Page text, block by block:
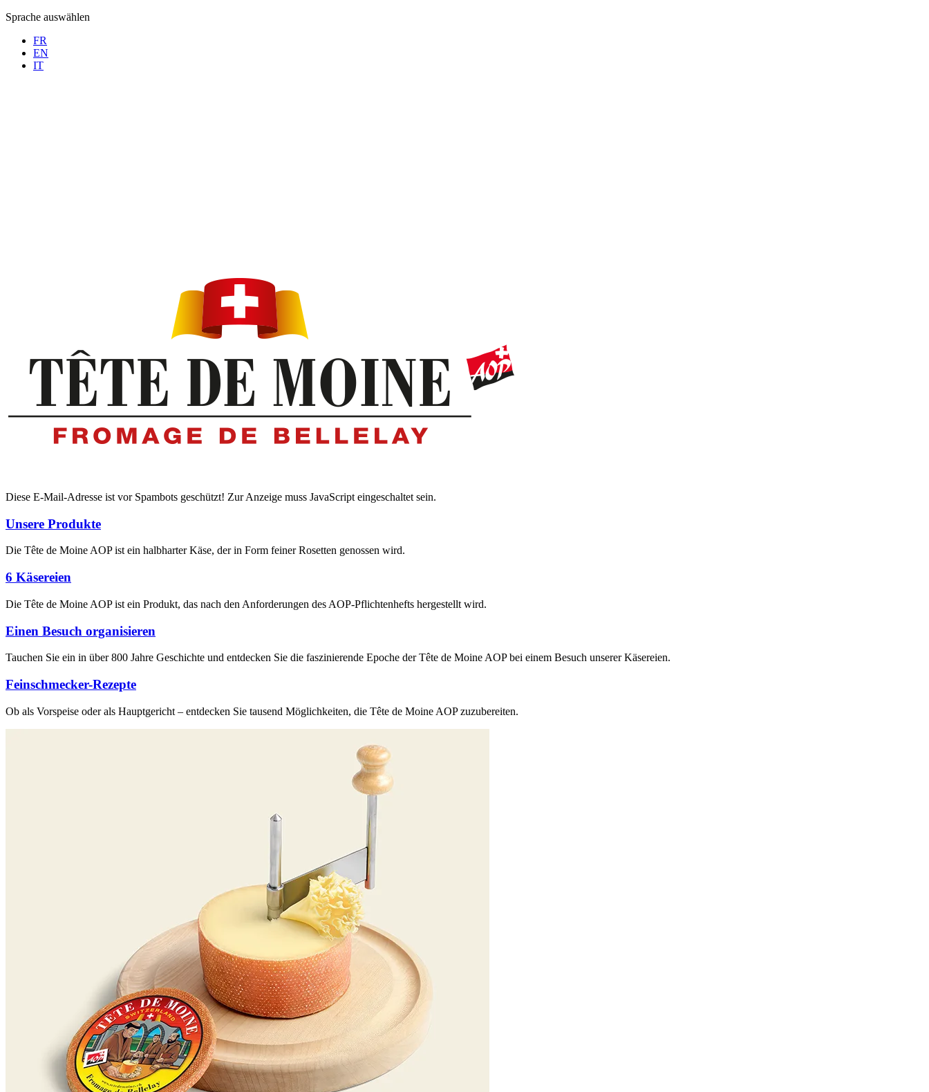
Sprache auswählen
FR
EN
IT
Diese E-Mail-Adresse ist vor Spambots geschützt! Zur Anzeige muss JavaScript eingeschaltet sein.
Unsere Produkte
Die Tête de Moine AOP ist ein halbharter Käse, der in Form feiner Rosetten genossen wird.
6 Käsereien
Die Tête de Moine AOP ist ein Produkt, das nach den Anforderungen des AOP-Pflichtenhefts hergestellt wird.
Einen Besuch organisieren
Tauchen Sie ein in über 800 Jahre Geschichte und entdecken Sie die faszinierende Epoche der Tête de Moine AOP bei einem Besuch unserer Käsereien.
Feinschmecker-Rezepte
Ob als Vorspeise oder als Hauptgericht – entdecken Sie tausend Möglichkeiten, die Tête de Moine AOP zuzubereiten.